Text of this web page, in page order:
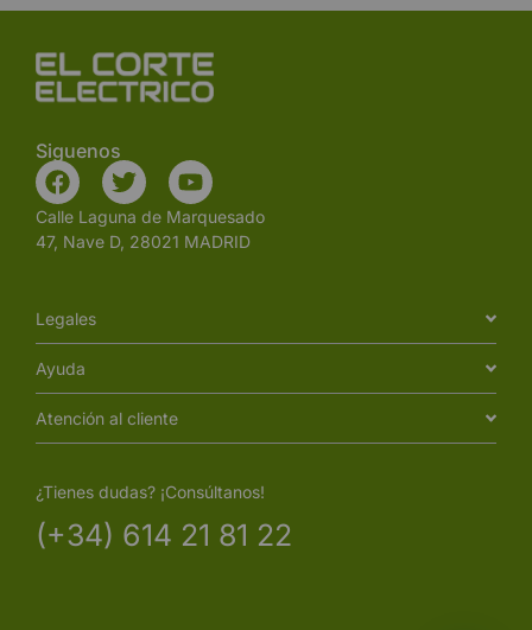
Siguenos
Calle Laguna de Marquesado
47, Nave D, 28021 MADRID
Legales
Ayuda
Atención al cliente
¿Tienes dudas? ¡Consúltanos!
(+34) 614 21 81 22